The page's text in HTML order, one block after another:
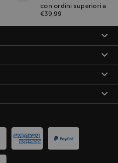
con ordini superiori a
€39,99